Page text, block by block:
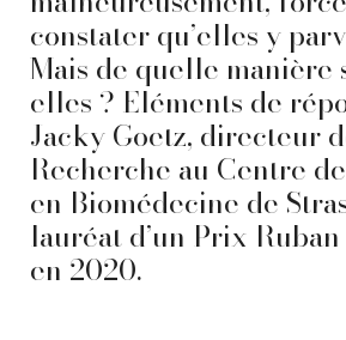
constater qu’elles y
Mais de quelle manière
elles ? Eléments de
Jacky Goetz, directeur
Recherche au Centre
en Biomédecine de
lauréat d’un Prix
en 2020.